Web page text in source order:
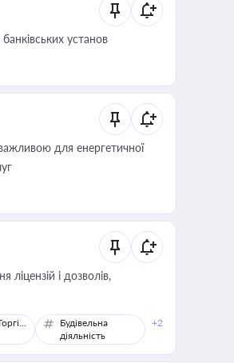
установ
для енергетичної
і дозволів,
Торгівля
Будівельна
діяльність
+2